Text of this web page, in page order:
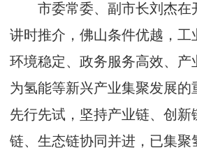
市委常委、副市长刘杰在
讲时推介，佛山条件优越，工
环境稳定、政务服务高效、产
为氢能等新兴产业集聚发展的
先行先试，坚持产业链、创新
链、生态链协同并进，已集聚